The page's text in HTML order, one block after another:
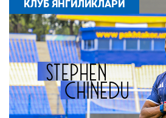
КЛУБ ЯНГИЛИКЛАРИ